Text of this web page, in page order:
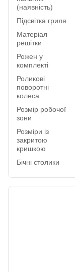
(наявність)
Підсвітка гриля
Матеріал
решітки
Рожен у
комплекті
Роликові
поворотні
колеса
Розмір робочої
зони
Розміри із
закритою
кришкою
Бічні столики